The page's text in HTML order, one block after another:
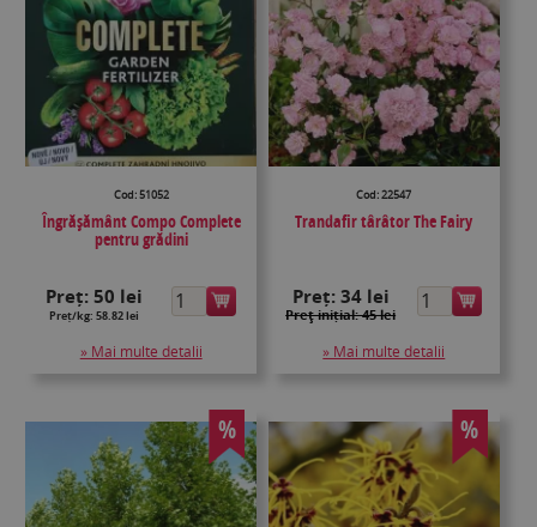
Cod: 51052
Îngrășământ Compo Complete
pentru grădini
Preț:50 lei
Preț/kg: 58.82 lei
» Mai multe detalii
Cod: 22547
Trandafir târâtor The Fairy
Preț: 34 lei
Preţ inițial: 45 lei
» Mai multe detalii
% %